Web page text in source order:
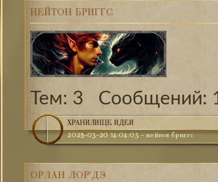
НЕЙТОН БРИГГС
3
ХРАНИЛИЩЕ ИДЕЙ
2025-03-20 14:04:03 -нейтон бриггс
ОРЛАН ЛОР'ДЭ